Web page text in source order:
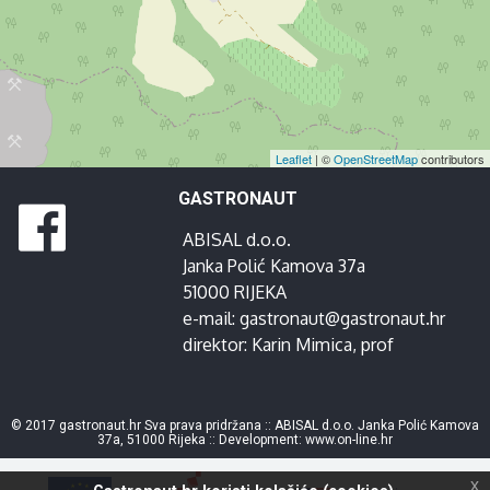
Leaflet | ©OpenStreetMapcontributors
GASTRONAUT
ABISAL d.o.o.
Janka Polić Kamova 37a
51000 RIJEKA
e-mail: gastronaut@gastronaut.hr
direktor: Karin Mimica, prof
© 2017 gastronaut.hr Sva prava pridržana :: ABISAL d.o.o. Janka Polić Kamova
37a, 51000 Rijeka :: Development: www.on-line.hr
x